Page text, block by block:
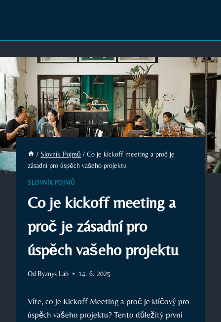
/ Slovník Pojmů / Co je kickoff meeting a proč je
zásadní pro úspěch vašeho projektu
SLOVNÍK POJMŮ
Co je kickoff meeting a
proč je zásadní pro
úspěch vašeho projektu
Od Byznys Lab 14. 6. 2025
Víte, co je Kickoff Meeting a proč je klíčový pro
úspěch vašeho projektu? Tento důležitý první